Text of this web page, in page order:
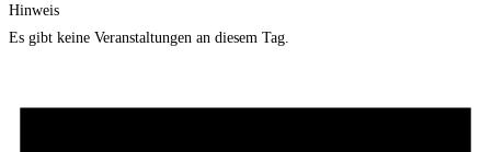
Hinweis
Es gibt keine Veranstaltungen an diesem Tag.